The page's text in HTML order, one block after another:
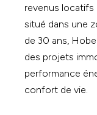
revenus locatifs
situé dans une
de 30 ans,
des projets
performance
confort de vie.